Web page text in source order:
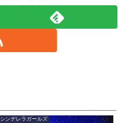
シンデレラガールズ